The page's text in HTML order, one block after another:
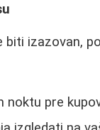
biti izazovan,
noktu pre